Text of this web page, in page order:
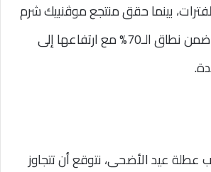
الفترات، بينما حقق منتجع موڤنبيك شرم
الشيخ نسب إشغال ضمن نطاق الـ70% مع ارتفاعها إلى
عطلة عيد الأضحى، نتوقع أن تتجاوز